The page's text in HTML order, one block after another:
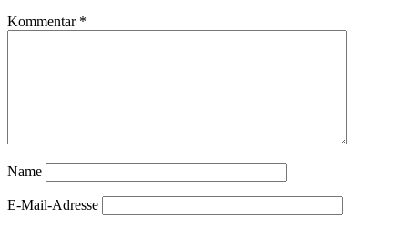
Kommentar *
Name
E-Mail-Adresse